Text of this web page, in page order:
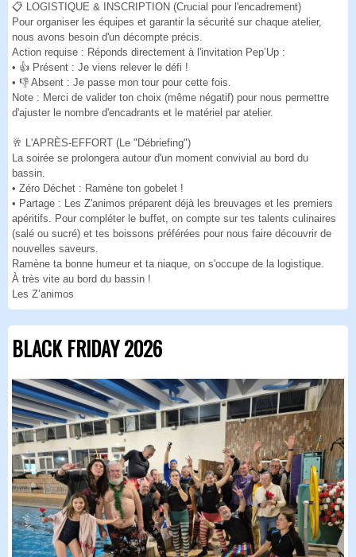
📋 LOGISTIQUE & INSCRIPTION (Crucial pour l'encadrement)
Pour organiser les équipes et garantir la sécurité sur chaque atelier,
nous avons besoin d'un décompte précis.
Action requise : Réponds directement à l'invitation Pep’Up :
• 👍 Présent : Je viens relever le défi !
• 👎 Absent : Je passe mon tour pour cette fois.
Note : Merci de valider ton choix (même négatif) pour nous permettre
d'ajuster le nombre d'encadrants et le matériel par atelier.
🥂 L'APRÈS-EFFORT (Le "Débriefing")
La soirée se prolongera autour d'un moment convivial au bord du
bassin.
• Zéro Déchet : Ramène ton gobelet !
• Partage : Les Z'animos préparent déjà les breuvages et les premiers
apéritifs. Pour compléter le buffet, on compte sur tes talents culinaires
(salé ou sucré) et tes boissons préférées pour nous faire découvrir de
nouvelles saveurs.
Ramène ta bonne humeur et ta niaque, on s'occupe de la logistique.
À très vite au bord du bassin !
Les Z’animos
BLACK FRIDAY 2026